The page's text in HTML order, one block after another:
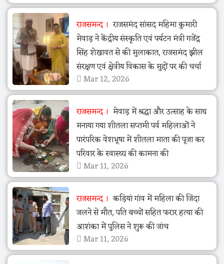
राजसमन्द
राजसमंद सांसद महिमा कुमारी
मेवाड़ ने केंद्रीय संस्कृति एवं पर्यटन मंत्री गजेंद्र
सिंह शेखावत से की मुलाकात, राजसमंद झील
संरक्षण एवं क्षेत्रीय विकास के मुद्दों पर की चर्चा
Mar 12, 2026
राजसमन्द
मेवाड़ में श्रद्धा और उत्साह के साथ
मनाया गया शीतला सप्तमी पर्व महिलाओं ने
पारंपरिक वेशभूषा में शीतला माता की पूजा कर
परिवार के स्वास्थ्य की कामना की
Mar 11, 2026
राजसमन्द
कड़ियां गांव में महिला की जिंदा
जलने से मौत, पति बच्चों सहित फरार हत्या की
आशंका में पुलिस ने शुरू की जांच
Mar 11, 2026